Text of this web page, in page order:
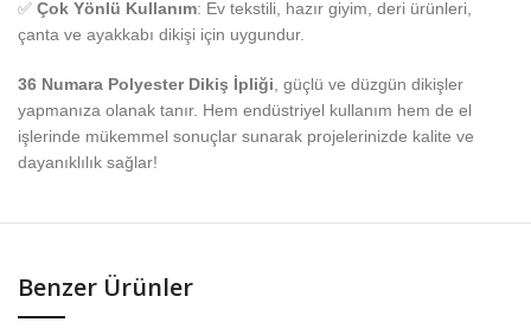
✅ Çok Yönlü Kullanım: Ev tekstili, hazır giyim, deri ürünleri,
çanta ve ayakkabı dikişi için uygundur.
36 Numara Polyester Dikiş İpliği , güçlü ve düzgün dikişler
yapmanıza olanak tanır. Hem endüstriyel kullanım hem de el
işlerinde mükemmel sonuçlar sunarak projelerinizde kalite ve
dayanıklılık sağlar!
Benzer Ürünler